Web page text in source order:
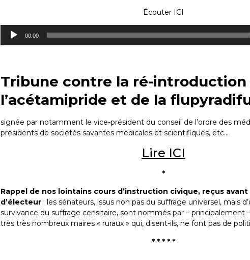
Écouter ICI
Lecteur
audio
00:00
Tribune contre la ré-introduction
l’acétamipride et de la
signée par notamment le vice-président du conseil de l’ordre des
présidents de sociétés savantes médicales et scientifiques, etc…
Lire ICI
*
Rappel de nos lointains cours d’instruction civique, reçus
d’électeur: les sénateurs, issus non pas du suffrage universel, mais
survivance du suffrage censitaire, sont nommés par – principalement
très très nombreux maires « ruraux » qui, disent-ils, ne font pas de
* * * * *